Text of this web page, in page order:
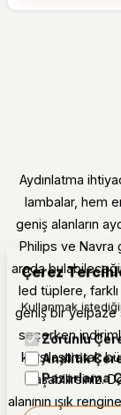
Aydınlatma
lambalar, hem
geniş alanların
Philips ve Navra
arada
led tüplere,
geniş bir yelpaze
seçerken
karşılaştırarak
ulaşabilirsiniz.
alanının ışık
Çerez
Kullanmak
Zorunlu
Analitik
Pazarlama